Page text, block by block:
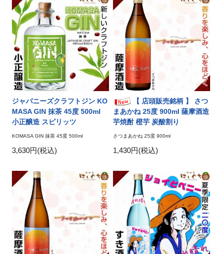
ジャパニーズクラフトジン KO
MASA GIN 抹茶 45度 500ml
小正醸造 スピリッツ
KOMASA GIN 抹茶 45度 500ml
3,630円(税込)
【 店頭販売銘柄 】 さつ
まあかね 25度 900ml 薩摩酒造
芋焼酎 橙芋 炭酸割り
さつまあかね 25度 900ml
1,430円(税込)